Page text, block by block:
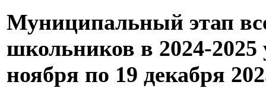
Муниципальный этап
школьников в 2024-2025
ноября по 19 декабря